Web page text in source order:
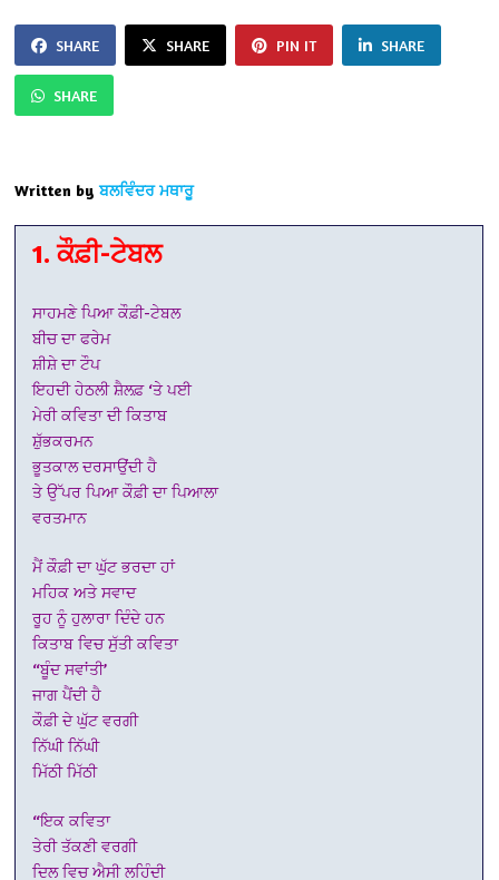
SHARE SHARE PIN IT SHARE
SHARE
Written by ਬਲਵਿੰਦਰ ਮਥਾਰੂ
1. ਕੌਫ਼ੀ-ਟੇਬਲ
ਸਾਹਮਣੇ ਪਿਆ ਕੌਫ਼ੀ-ਟੇਬਲ
ਬੀਚ ਦਾ ਫਰੇਮ
ਸ਼ੀਸ਼ੇ ਦਾ ਟੌਪ
ਇਹਦੀ ਹੇਠਲੀ ਸ਼ੈਲਫ਼ ‘ਤੇ ਪਈ
ਮੇਰੀ ਕਵਿਤਾ ਦੀ ਕਿਤਾਬ
ਸ਼ੁੱਭਕਰਮਨ
ਭੂਤਕਾਲ ਦਰਸਾਉਂਦੀ ਹੈ
ਤੇ ਉੱਪਰ ਪਿਆ ਕੌਫ਼ੀ ਦਾ ਪਿਆਲਾ
ਵਰਤਮਾਨ
ਮੈਂ ਕੌਫ਼ੀ ਦਾ ਘੁੱਟ ਭਰਦਾ ਹਾਂ
ਮਹਿਕ ਅਤੇ ਸਵਾਦ
ਰੂਹ ਨੂੰ ਹੁਲਾਰਾ ਦਿੰਦੇ ਹਨ
ਕਿਤਾਬ ਵਿਚ ਸੁੱਤੀ ਕਵਿਤਾ
“ਬੂੰਦ ਸਵਾਂਤੀ’
ਜਾਗ ਪੈਂਦੀ ਹੈ
ਕੌਫ਼ੀ ਦੇ ਘੁੱਟ ਵਰਗੀ
ਨਿੱਘੀ ਨਿੱਘੀ
ਮਿੱਠੀ ਮਿੱਠੀ
“ਇਕ ਕਵਿਤਾ
ਤੇਰੀ ਤੱਕਣੀ ਵਰਗੀ
ਦਿਲ ਵਿਚ ਐਸੀ ਲਹਿੰਦੀ